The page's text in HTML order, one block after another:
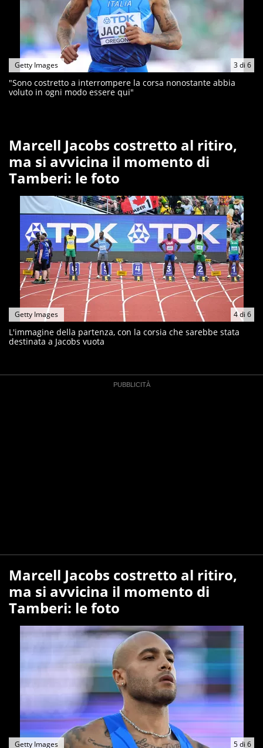
3di 6
Getty Images
"Sono costretto a interrompere la corsa nonostante abbia
voluto in ogni modo essere qui"
Marcell Jacobs costretto al ritiro,
ma si avvicina il momento di
Tamberi: le foto
4di 6
Getty Images
L'immagine della partenza, con la corsia che sarebbe stata
destinata a Jacobs vuota
Marcell Jacobs costretto al ritiro,
ma si avvicina il momento di
Tamberi: le foto
5di 6
Getty Images